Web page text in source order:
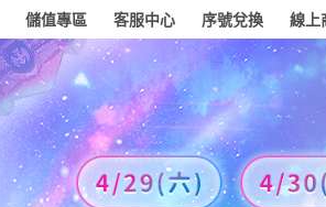
儲值專區 客服中心 序號兌換 線上